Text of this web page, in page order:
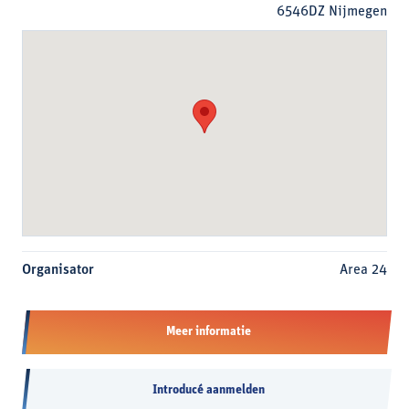
6546DZ Nijmegen
Organisator Area 24
Meer informatie
Introducé aanmelden